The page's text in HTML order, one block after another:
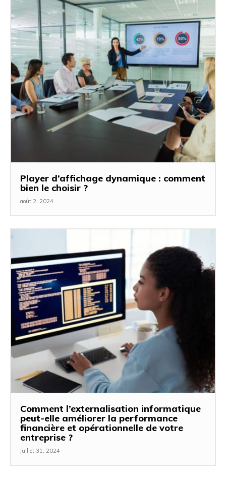
Player d’affichage dynamique : comment
bien le choisir ?
août 2, 2024
Comment l’externalisation informatique
peut-elle améliorer la performance
financière et opérationnelle de votre
entreprise ?
juillet 31, 2024